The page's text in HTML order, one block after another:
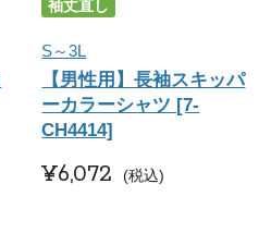
袖丈直し
S～3L
【男性用】長袖スキッパ
ーカラーシャツ [7-
CH4414]
¥6,072 税込